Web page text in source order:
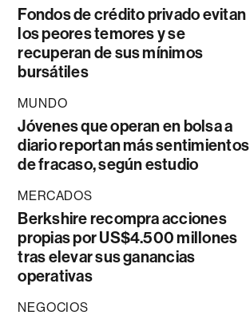
Fondos de crédito privado evitan
los peores temores y se
recuperan de sus mínimos
bursátiles
MUNDO
Jóvenes que operan en bolsa a
diario reportan más sentimientos
de fracaso, según estudio
MERCADOS
Berkshire recompra acciones
propias por US$4.500 millones
tras elevar sus ganancias
operativas
NEGOCIOS